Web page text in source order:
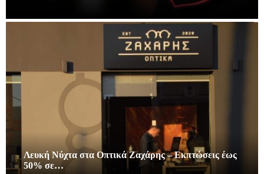
Λευκή Νύχτα στα Οπτικά Ζαχάρης – Εκπτώσεις έως
50% σε…